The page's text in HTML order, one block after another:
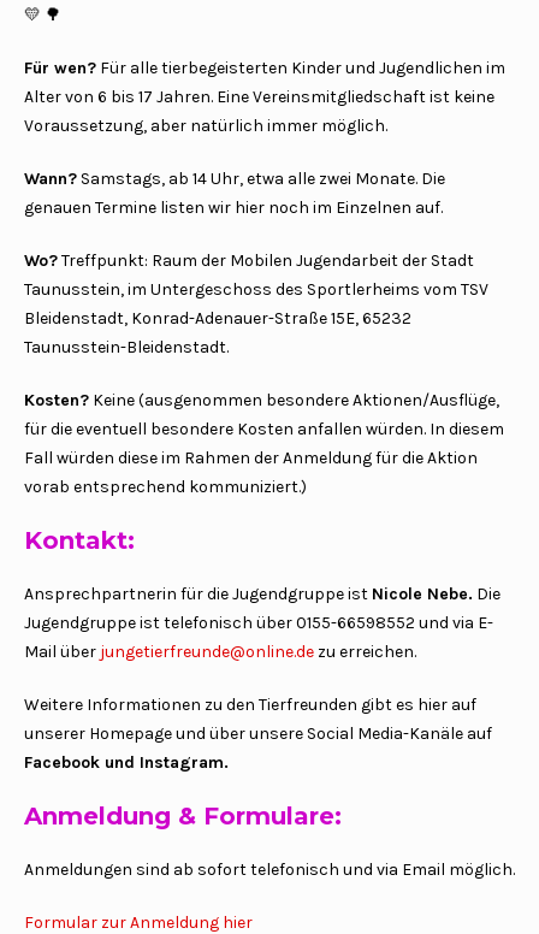
💛 🌳
Für wen? Für alle tierbegeisterten Kinder und Jugendlichen im
Alter von 6 bis 17 Jahren. Eine Vereinsmitgliedschaft ist keine
Voraussetzung, aber natürlich immer möglich.
Wann? Samstags, ab 14 Uhr, etwa alle zwei Monate. Die
genauen Termine listen wir hier noch im Einzelnen auf.
Wo?Treffpunkt: Raum der Mobilen Jugendarbeit der Stadt
Taunusstein, im Untergeschoss des Sportlerheims vom TSV
Bleidenstadt, Konrad-Adenauer-Straße 15E, 65232
Taunusstein-Bleidenstadt.
Kosten? Keine (ausgenommen besondere Aktionen/Ausflüge,
für die eventuell besondere Kosten anfallen würden. In diesem
Fall würden diese im Rahmen der Anmeldung für die Aktion
vorab entsprechend kommuniziert.)
Kontakt:
Ansprechpartnerin für die Jugendgruppe ist Nicole Nebe. Die
Jugendgruppe ist telefonisch über 0155-66598552 und via E-
Mail über jungetierfreunde@online.de zu erreichen.
Weitere Informationen zu den Tierfreunden gibt es hier auf
unserer Homepage und über unsere Social Media-Kanäle auf
Facebook und Instagram.
Anmeldung & Formulare:
Anmeldungen sind ab sofort telefonisch und via Email möglich.
Formular zur Anmeldung hier